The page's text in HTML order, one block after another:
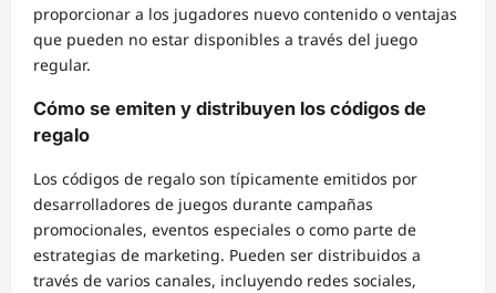
proporcionar a los jugadores nuevo contenido o ventajas
que pueden no estar disponibles a través del juego
regular.
Cómo se emiten y distribuyen los códigos de
regalo
Los códigos de regalo son típicamente emitidos por
desarrolladores de juegos durante campañas
promocionales, eventos especiales o como parte de
estrategias de marketing. Pueden ser distribuidos a
través de varios canales, incluyendo redes sociales,